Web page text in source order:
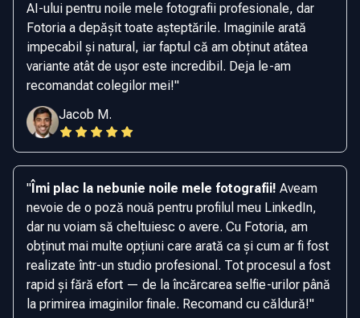
AI-ului pentru noile mele fotografii profesionale, dar
Fotoria a depășit toate așteptările. Imaginile arată
impecabil și natural, iar faptul că am obținut atâtea
variante atât de ușor este incredibil. Deja le-am
recomandat colegilor mei!"
Jacob M.
"Îmi plac la nebunie noile mele fotografii! Aveam
nevoie de o poză nouă pentru profilul meu LinkedIn,
dar nu voiam să cheltuiesc o avere. Cu Fotoria, am
obținut mai multe opțiuni care arată ca și cum ar fi fost
realizate într-un studio profesional. Tot procesul a fost
rapid și fără efort — de la încărcarea selfie-urilor până
la primirea imaginilor finale. Recomand cu căldură!"